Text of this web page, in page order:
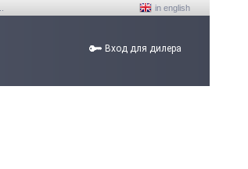
in english
Вход для дилера